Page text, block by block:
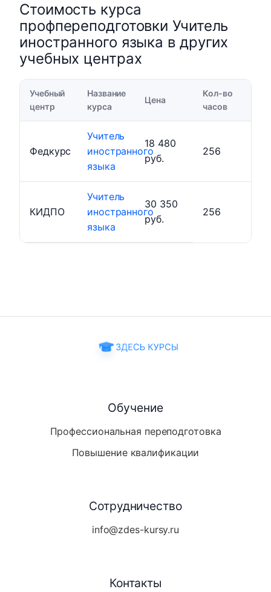
Стоимость курса
профпереподготовки Учитель
иностранного языка в других
учебных центрах
Учебный
центр
Название
курса
Цена
Кол-во
часов
Федкурс
Учитель
иностранного
языка
18 480
руб.
256
КИДПО
Учитель
иностранного
языка
30 350
руб.
256
Обучение
Профессиональная переподготовка
Повышение квалификации
Сотрудничество
info@zdes-kursy.ru
Контакты